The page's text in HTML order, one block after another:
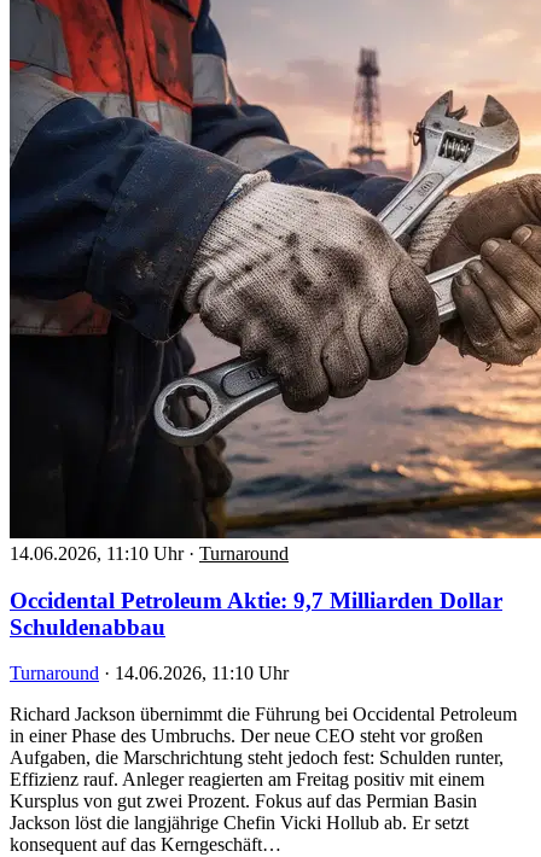
14.06.2026, 11:10 Uhr · Turnaround
Occidental Petroleum Aktie: 9,7 Milliarden Dollar
Schuldenabbau
Turnaround · 14.06.2026, 11:10 Uhr
Richard Jackson übernimmt die Führung bei Occidental Petroleum
in einer Phase des Umbruchs. Der neue CEO steht vor großen
Aufgaben, die Marschrichtung steht jedoch fest: Schulden runter,
Effizienz rauf. Anleger reagierten am Freitag positiv mit einem
Kursplus von gut zwei Prozent. Fokus auf das Permian Basin
Jackson löst die langjährige Chefin Vicki Hollub ab. Er setzt
konsequent auf das Kerngeschäft…